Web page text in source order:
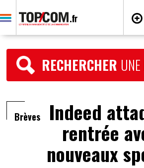
RECHERCHER
Brèves Indeed
rentrée
nouveaux